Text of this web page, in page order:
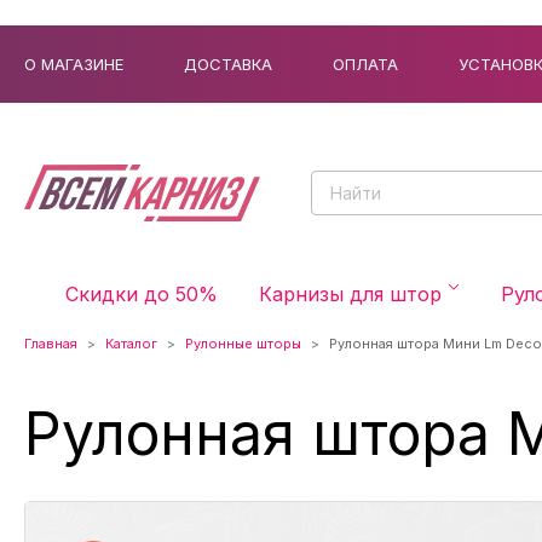
О МАГАЗИНЕ ДОСТАВКА ОПЛАТА
Скидки до 50% Карнизы для штор
Главная Каталог Рулонные шторы Рулонная штора Мини Lm
Рулонная штора